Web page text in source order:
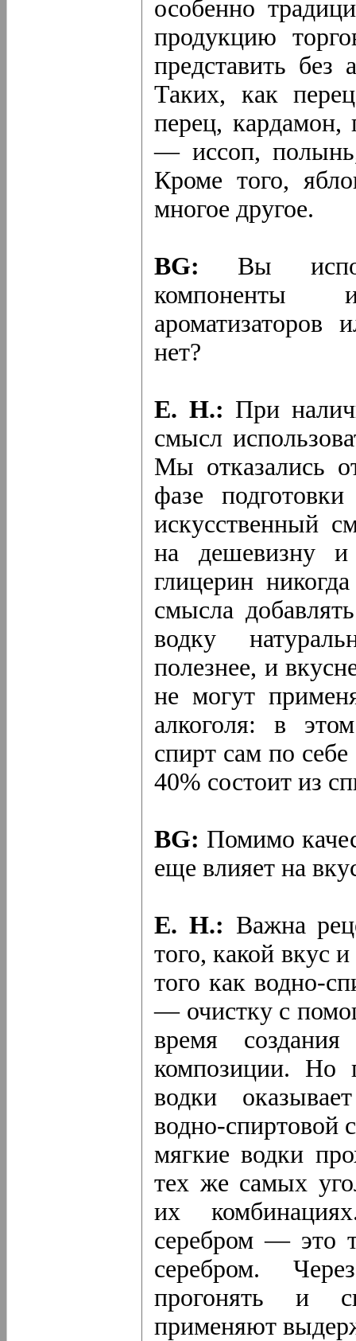
особенно
продукцию
представить без
Таких, как
перец, кардамон,
— иссоп,
Кроме того,
многое другое.
BG: Вы
компоненты
ароматизаторов
нет?
Е. Н.: При
смысл
Мы отказались
фазе
искусственный
на дешевизну
глицерин
смысла
водку
полезнее, и
не могут
алкоголя: в
спирт сам по себе
40% состоит из
BG: Помимо
еще влияет на
Е. Н.: Важна
того, какой вкус
того как водно-
— очистку с
время
композиции. Но
водки
водно-спиртовой
мягкие водки
тех же самых
их
серебром — это
серебром.
прогонять и
применяют